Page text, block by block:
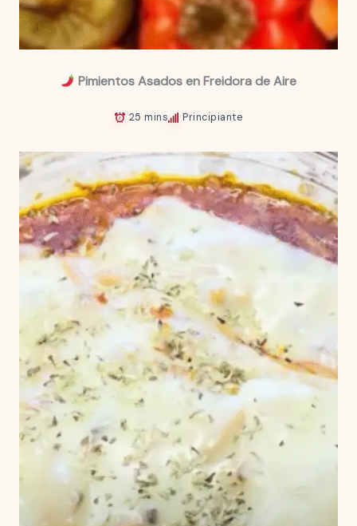
Pimientos Asados en Freidora de Aire
25 mins Principiante